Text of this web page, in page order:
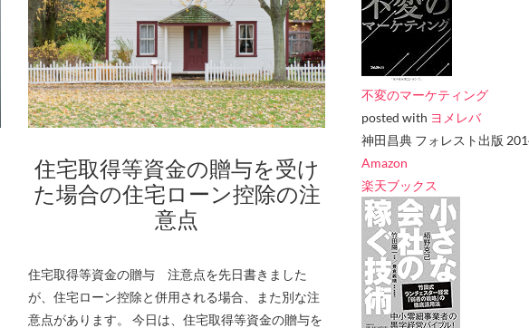
住宅取得等資金の贈与を受け
た場合の住宅ローン控除の注
意点
住宅取得等資金の贈与 注意点を先日書きました
が、住宅ローン控除と併用される場合、また別な注
意点があります。 今日は、住宅取得等資金の贈与を
不変のマーケティング
posted with ヨメレバ
神田昌典 フォレスト出版
Amazon
楽天ブックス